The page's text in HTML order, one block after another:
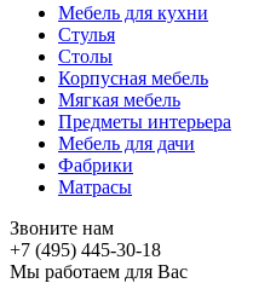
Мебель для кухни
Стулья
Столы
Корпусная мебель
Мягкая мебель
Предметы интерьера
Мебель для дачи
Фабрики
Матраcы
Звоните нам
+7 (495) 445-30-18
Мы работаем для Вас